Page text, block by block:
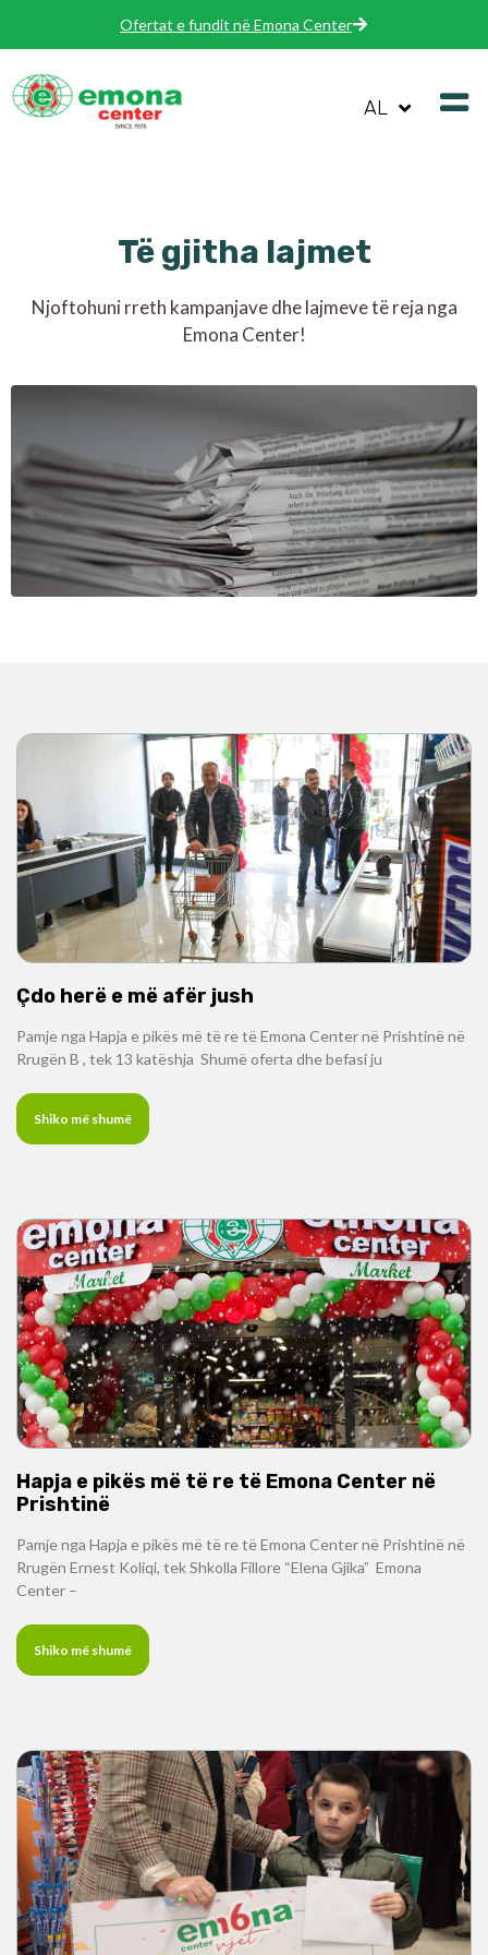
Ofertat e fundit në Emona Center
AL
Të gjitha lajmet
Njoftohuni rreth kampanjave dhe lajmeve të reja nga
Emona Center!
Çdo herë e më afër jush
Pamje nga Hapja e pikës më të re të Emona Center në Prishtinë në
Rrugën B , tek 13 katëshja Shumë oferta dhe befasi ju
Shiko më shumë
Hapja e pikës më të re të Emona Center në
Prishtinë
Pamje nga Hapja e pikës më të re të Emona Center në Prishtinë në
Rrugën Ernest Koliqi, tek Shkolla Fillore “Elena Gjika” Emona
Center –
Shiko më shumë